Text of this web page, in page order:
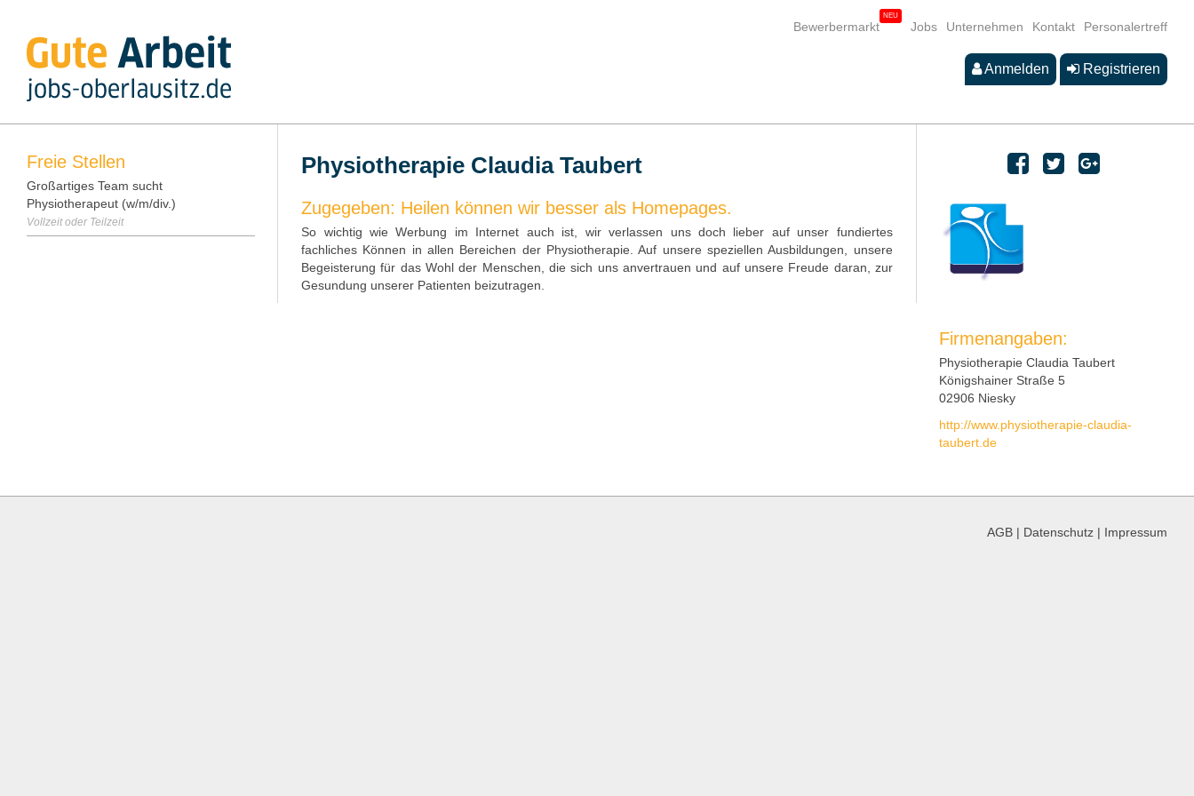
Bewerbermarkt Jobs Unternehmen Kontakt Personalertreff
Anmelden Registrieren
Freie Stellen
Großartiges Team sucht
Physiotherapeut (w/m/div.)
Vollzeit oder Teilzeit
Physiotherapie Claudia Taubert
Zugegeben: Heilen können wir besser als Homepages.
So wichtig wie Werbung im Internet auch ist, wir verlassen uns doch lieber auf unser fundiertes
fachliches Können in allen Bereichen der Physiotherapie. Auf unsere speziellen Ausbildungen, unsere
Begeisterung für das Wohl der Menschen, die sich uns anvertrauen und auf unsere Freude daran, zur
Gesundung unserer Patienten beizutragen.
Firmenangaben:
Physiotherapie Claudia Taubert
Königshainer Straße 5
02906 Niesky
http://www.physiotherapie-claudia-
taubert.de
AGB | Datenschutz | Impressum